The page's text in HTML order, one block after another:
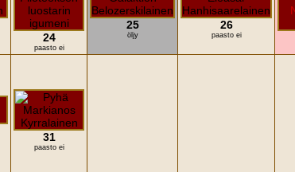
24
paasto ei
25
öljy
26
paasto ei
31
paasto ei